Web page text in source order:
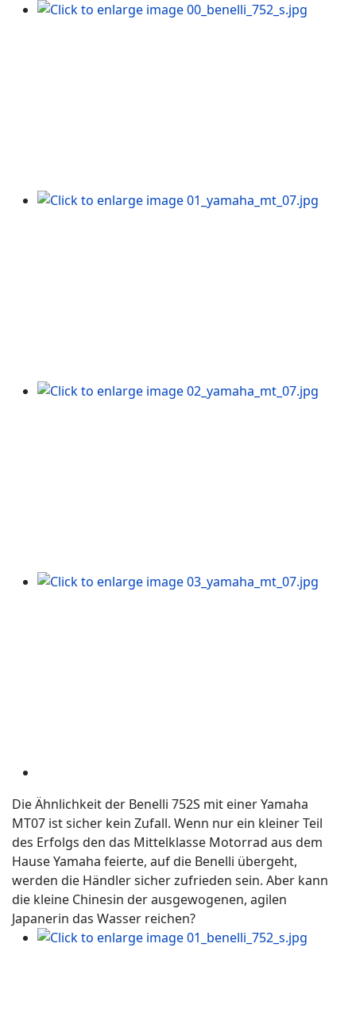
Die Ähnlichkeit der Benelli 752S mit einer Yamaha
MT07 ist sicher kein Zufall. Wenn nur ein kleiner Teil
des Erfolgs den das Mittelklasse Motorrad aus dem
Hause Yamaha feierte, auf die Benelli übergeht,
werden die Händler sicher zufrieden sein. Aber kann
die kleine Chinesin der ausgewogenen, agilen
Japanerin das Wasser reichen?